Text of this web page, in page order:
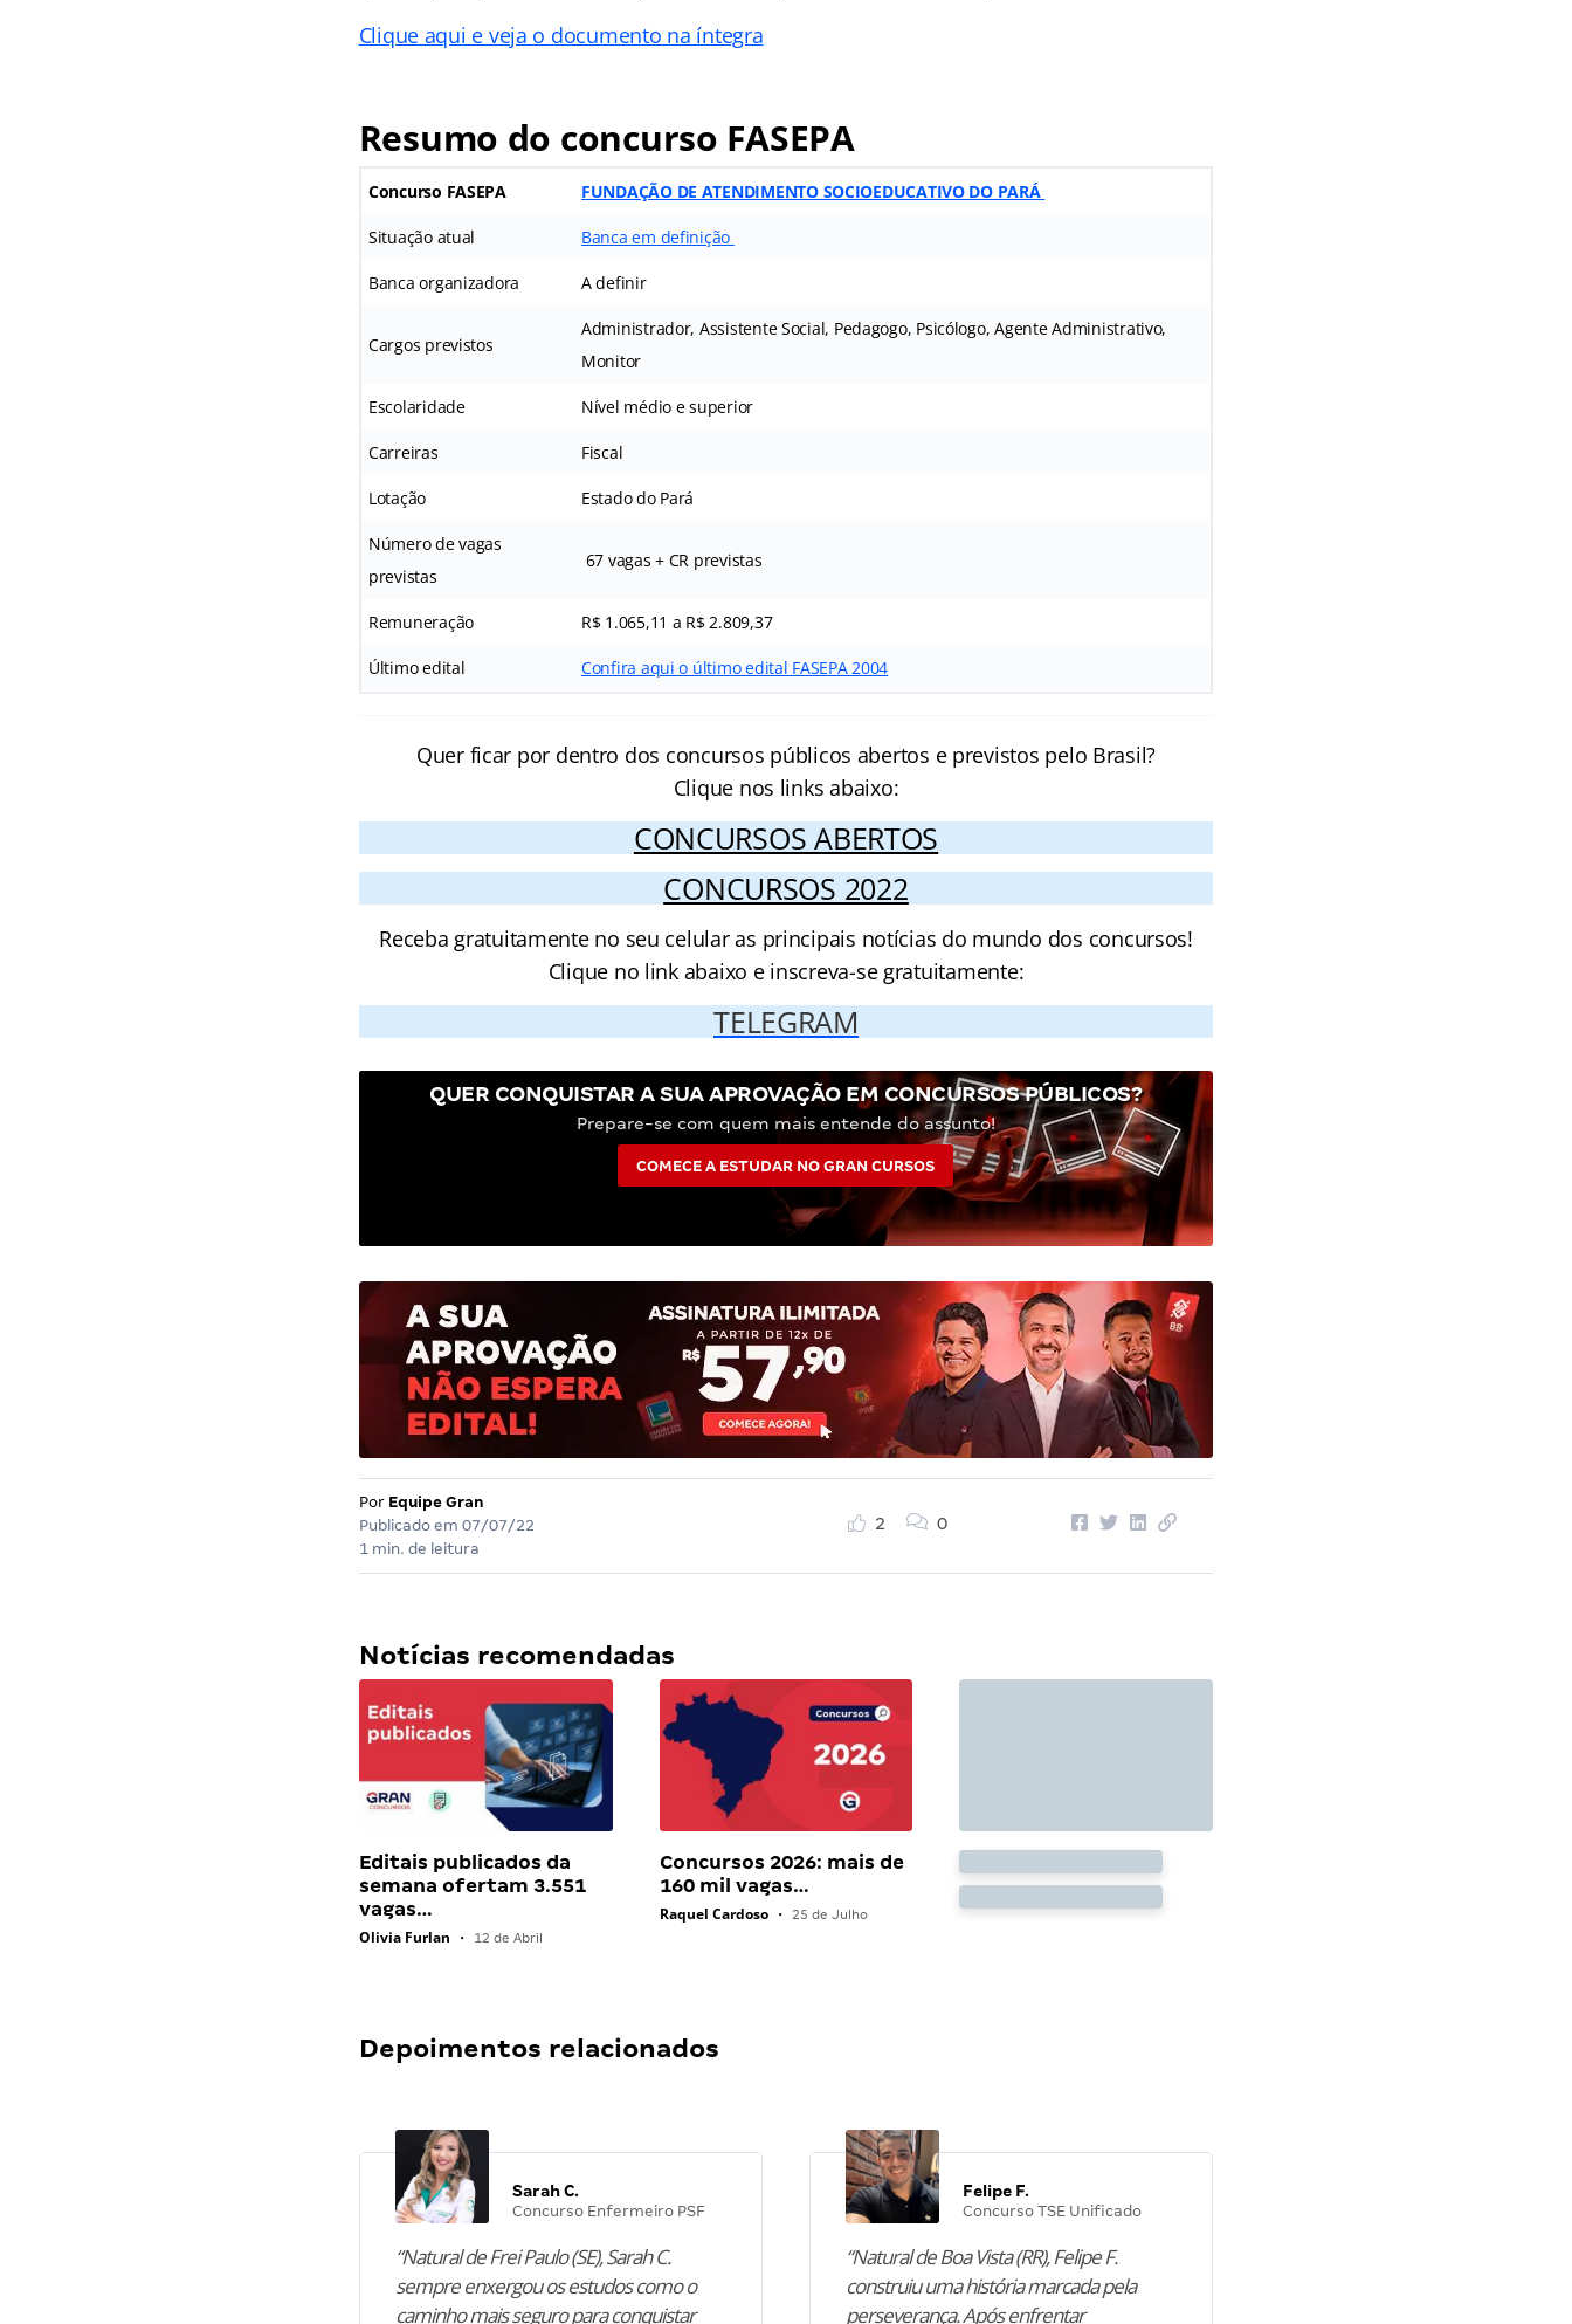
Clique aqui e veja o documento na íntegra
Resumo do concurso FASEPA
Concurso FASEPA FUNDAÇÃO DE ATENDIMENTO SOCIOEDUCATIVO DO PARÁ
Situação atual Banca em definição
Banca organizadora A definir
Cargos previstos
Administrador, Assistente Social, Pedagogo, Psicólogo, Agente Administrativo,
Monitor
Escolaridade Nível médio e superior
Carreiras Fiscal
Lotação Estado do Pará
Número de vagas
previstas
67 vagas + CR previstas
Remuneração R$ 1.065,11 a R$ 2.809,37
Último edital Confira aqui o último edital FASEPA 2004
Quer ficar por dentro dos concursos públicos abertos e previstos pelo Brasil?
Clique nos links abaixo:
CONCURSOS ABERTOS
CONCURSOS 2022
Receba gratuitamente no seu celular as principais notícias do mundo dos concursos!
Clique no link abaixo e inscreva-se gratuitamente:
TELEGRAM
QUER CONQUISTAR A SUA APROVAÇÃO EM CONCURSOS PÚBLICOS?
Prepare-se com quem mais entende do assunto!
COMECE A ESTUDAR NO GRAN CURSOS
Por Equipe Gran
Publicado em 07/07/22
1 min. de leitura
2 0
Notícias recomendadas
Editais publicados da
semana ofertam 3.551
vagas…
Olivia Furlan • 12 de Abril
Concursos 2026: mais de
160 mil vagas…
Raquel Cardoso • 25 de Julho
Depoimentos relacionados
Sarah C.
Concurso Enfermeiro PSF
“Natural de Frei Paulo (SE), Sarah C.
sempre enxergou os estudos como o
caminho mais seguro para conquistar
Felipe F.
Concurso TSE Unificado
“Natural de Boa Vista (RR), Felipe F.
construiu uma história marcada pela
perseverança. Após enfrentar